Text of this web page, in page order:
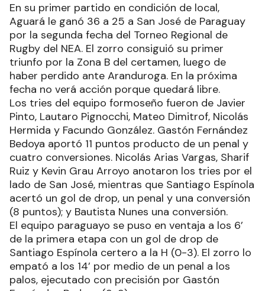
En su primer partido en condición de local,
Aguará le ganó 36 a 25 a San José de Paraguay
por la segunda fecha del Torneo Regional de
Rugby del NEA. El zorro consiguió su primer
triunfo por la Zona B del certamen, luego de
haber perdido ante Aranduroga. En la próxima
fecha no verá acción porque quedará libre.
Los tries del equipo formoseño fueron de Javier
Pinto, Lautaro Pignocchi, Mateo Dimitrof, Nicolás
Hermida y Facundo González. Gastón Fernández
Bedoya aportó 11 puntos producto de un penal y
cuatro conversiones. Nicolás Arias Vargas, Sharif
Ruiz y Kevin Grau Arroyo anotaron los tries por el
lado de San José, mientras que Santiago Espínola
acertó un gol de drop, un penal y una conversión
(8 puntos); y Bautista Nunes una conversión.
El equipo paraguayo se puso en ventaja a los 6’
de la primera etapa con un gol de drop de
Santiago Espínola certero a la H (0-3). El zorro lo
empató a los 14’ por medio de un penal a los
palos, ejecutado con precisión por Gastón